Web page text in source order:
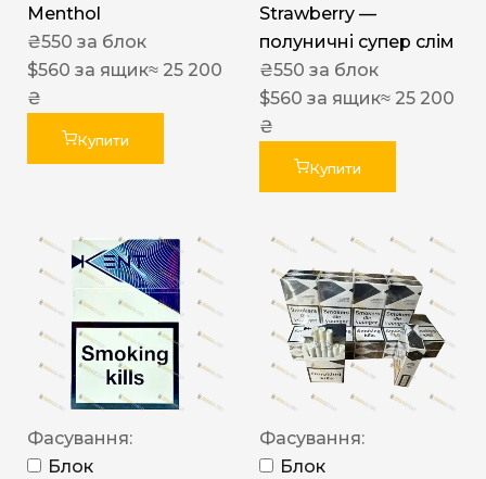
Menthol
₴550 за блок
$560 за ящик≈ 25 200
₴
Купити
Strawberry —
полуничні супер слім
₴550 за блок
$560 за ящик≈ 25 200
₴
Купити
Фасування:
Блок
Фасування:
Блок